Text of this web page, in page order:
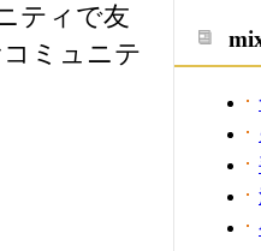
ティで友
ミュニテ